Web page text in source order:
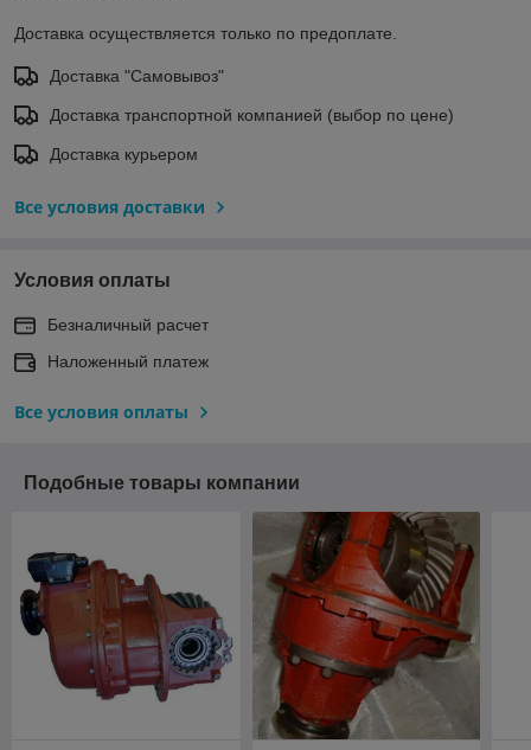
Доставка осуществляется только по предоплате.
Доставка "Самовывоз"
Доставка транспортной компанией (выбор по цене)
Доставка курьером
Все условия доставки
Условия оплаты
Безналичный расчет
Наложенный платеж
Все условия оплаты
Подобные товары компании